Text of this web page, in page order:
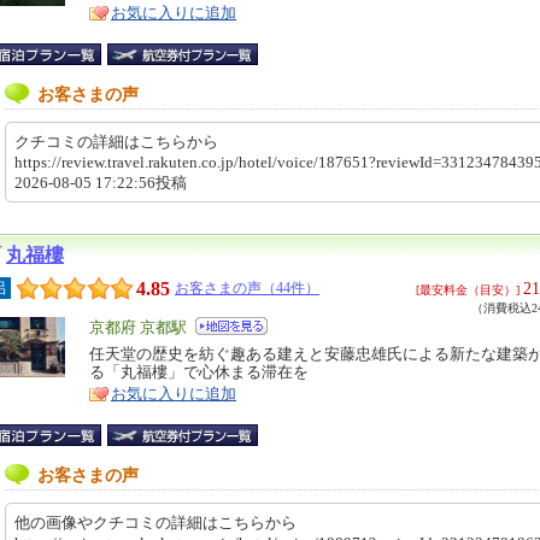
ア
徴 お気に入りに追加
お客さまの声
クチコミの詳細はこちらから
https://review.travel.rakuten.co.jp/hotel/voice/
2026-08-05 17:22:56投稿
丸福樓
4.85 お客さまの声（44件） [最安料金（目安）]
（消費税込
エ
リ
ア
京都府 京都駅
特
徴
任天堂の歴史を紡ぐ趣ある建えと安藤忠雄氏による新たな建築
る「丸福樓」で心休まる滞在を
お気に入りに追加
お客さまの声
他の画像やクチコミの詳細はこちらから